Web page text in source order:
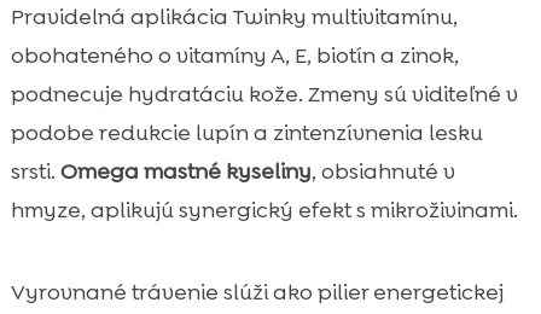
Pravidelná aplikácia Twinky multivitamínu,
obohateného o vitamíny A, E, biotín a zinok,
podnecuje hydratáciu kože. Zmeny sú viditeľné v
podobe redukcie lupín a zintenzívnenia lesku
srsti. Omega mastné kyseliny, obsiahnuté v
hmyze, aplikujú synergický efekt s mikroživinami.
Vyrovnané trávenie slúži ako pilier energetickej